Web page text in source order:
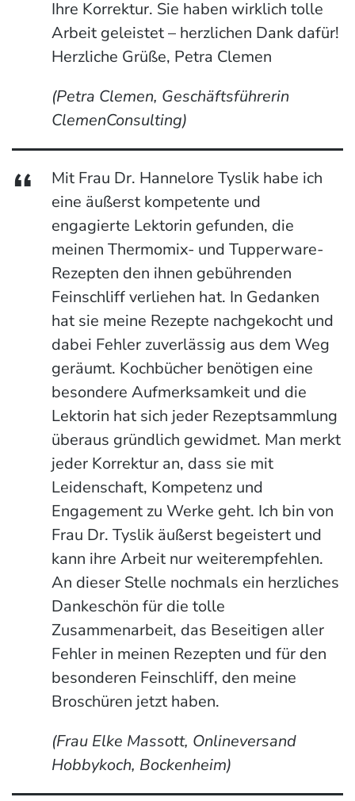
Ihre Korrektur. Sie haben wirklich tolle
Arbeit geleistet – herzlichen Dank dafür!
Herzliche Grüße, Petra Clemen
(Petra Clemen, Geschäftsführerin
ClemenConsulting)
Mit Frau Dr. Hannelore Tyslik habe ich
eine äußerst kompetente und
engagierte Lektorin gefunden, die
meinen Thermomix- und Tupperware-
Rezepten den ihnen gebührenden
Feinschliff verliehen hat. In Gedanken
hat sie meine Rezepte nachgekocht und
dabei Fehler zuverlässig aus dem Weg
geräumt. Kochbücher benötigen eine
besondere Aufmerksamkeit und die
Lektorin hat sich jeder Rezeptsammlung
überaus gründlich gewidmet. Man merkt
jeder Korrektur an, dass sie mit
Leidenschaft, Kompetenz und
Engagement zu Werke geht. Ich bin von
Frau Dr. Tyslik äußerst begeistert und
kann ihre Arbeit nur weiterempfehlen.
An dieser Stelle nochmals ein herzliches
Dankeschön für die tolle
Zusammenarbeit, das Beseitigen aller
Fehler in meinen Rezepten und für den
besonderen Feinschliff, den meine
Broschüren jetzt haben.
(Frau Elke Massott, Onlineversand
Hobbykoch, Bockenheim)